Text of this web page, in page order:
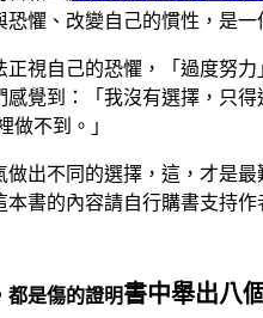
懼、改變自己的慣性，是一
視自己的恐懼，「過度努
覺到：「我沒有選擇，只
做不到。」
出不同的選擇，這，才是
書的內容請自行購書支持作
書中舉出八